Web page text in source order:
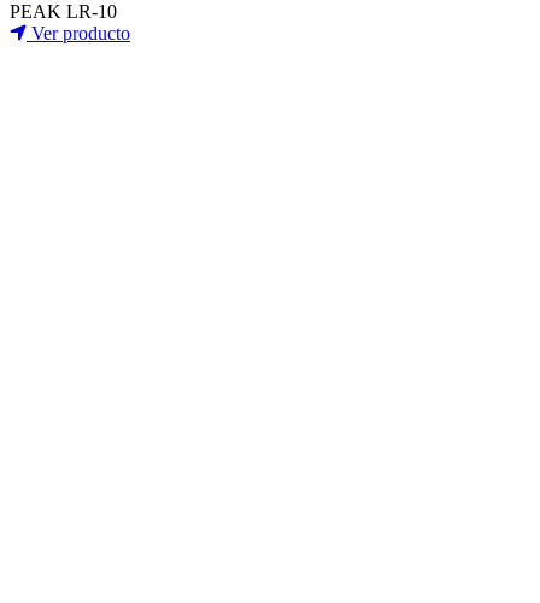
PEAK LR-10
Ver producto